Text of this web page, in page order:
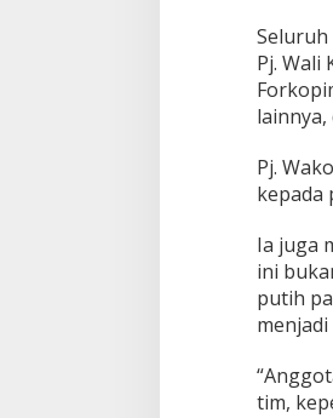
Pj. Wali
Pj.
kepada
Ia juga
ini
putih
tim,